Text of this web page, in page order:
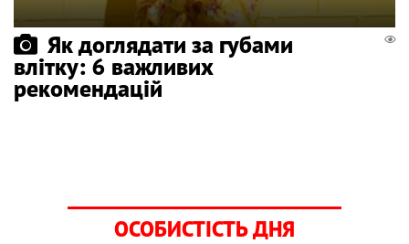
Як доглядати за губами
влітку: 6 важливих
рекомендацій
ОСОБИСТІСТЬ ДНЯ